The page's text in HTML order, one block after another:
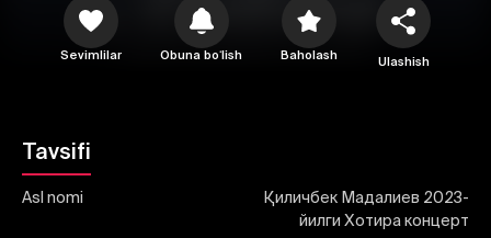
Sevimlilar Obuna boʻlish Baholash Ulashish
Tavsifi
Asl nomi
Қиличбек Мадалиев 2023-
йилги Хотира концерт
Yuborish
Bekor qilish Tizimga kirish